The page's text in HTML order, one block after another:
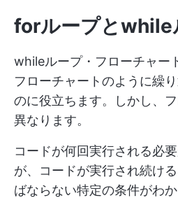
forループとwhile
whileループ・フローチャー
フローチャートのように繰
のに役立ちます。しかし、
異なります。
コードが何回実行される必
が、コードが実行され続け
ばならない特定の条件がわ